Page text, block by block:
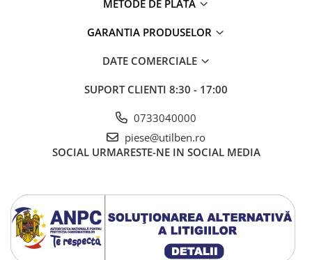
METODE DE PLATA
GARANTIA PRODUSELOR
DATE COMERCIALE
SUPORT CLIENTI 8:30 - 17:00
0733040000
piese@utilben.ro
SOCIAL URMARESTE-NE IN SOCIAL MEDIA